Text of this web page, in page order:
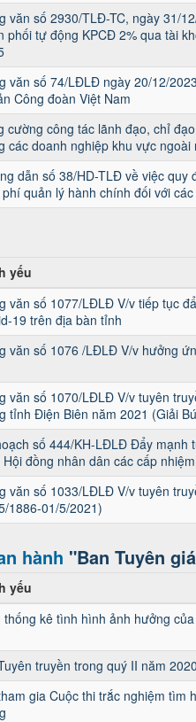
văn số 2930/TLĐ-TC, ngày 31/
phối tự động KPCĐ 2% qua tài
văn số 74/LĐLĐ ngày 20/12/
Công đoàn Việt Nam
cường công tác lãnh đạo, chỉ
các doanh nghiệp khu vực
dẫn số 38/HD-TLĐ về việc
quản lý hành chính đối với
yếu
văn số 1077/LĐLĐ V/v tiếp tục
19 trên địa bàn tỉnh
văn số 1076 /LĐLĐ V/v hưởng
văn số 1070/LĐLĐ V/v tuyên
tỉnh Điện Biên năm 2021 (Giải
số 444/KH-LĐLĐ Đẩy mạnh
Hội đồng nhân dân các cấp
văn số 1033/LĐLĐ V/v tuyên
1886-01/5/2021)
hành "Ban Tuyên
yếu
thống kê tình hình ảnh hưởng
truyền trong quý II năm 2020
gia Cuộc thi trắc nghiệm tìm